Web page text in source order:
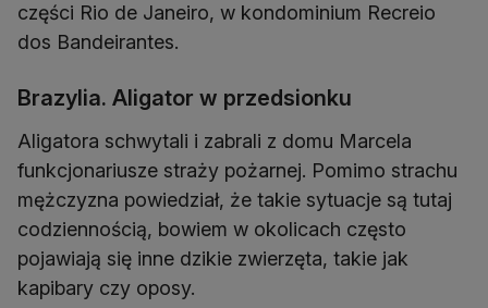
części Rio de Janeiro, w kondominium Recreio
dos Bandeirantes.
Brazylia. Aligator w przedsionku
Aligatora schwytali i zabrali z domu Marcela
funkcjonariusze straży pożarnej. Pomimo strachu
mężczyzna powiedział, że takie sytuacje są tutaj
codziennością, bowiem w okolicach często
pojawiają się inne dzikie zwierzęta, takie jak
kapibary czy oposy.